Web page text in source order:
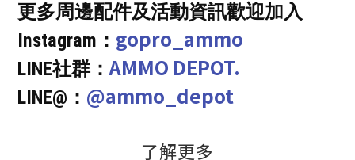
更多周邊配件及活動資訊歡迎加入
Instagram： gopro_ammo
LINE社群：AMMO DEPOT.
LINE@： @ammo_depot
了解更多